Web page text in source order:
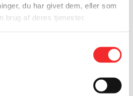
du har givet dem, eller som
brug af deres tjenester.